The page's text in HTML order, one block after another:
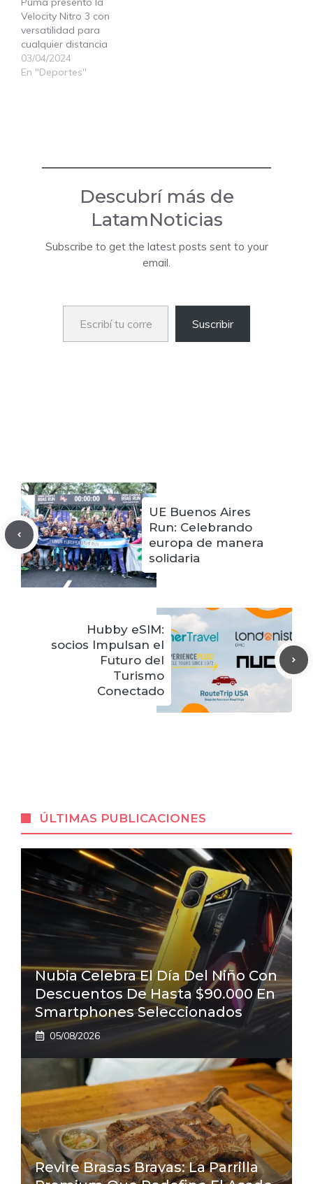
Velocity Nitro 3 con
versatilidad para
cualquier distancia
03/04/2024
En "Deportes"
Descubrí más de
LatamNoticias
Subscribe to get the latest posts sent to your
email.
Escribí tu correo electrónico…
Suscribir
UE Buenos Aires
Run: Celebrando
europa de manera
solidaria
Hubby eSIM:
socios Impulsan el
Futuro del
Turismo
Conectado
ÚLTIMAS PUBLICACIONES
Nubia Celebra El Día Del Niño Con
Descuentos De Hasta $90.000 En
Smartphones Seleccionados
05/08/2026
Revire Brasas Bravas: La Parrilla